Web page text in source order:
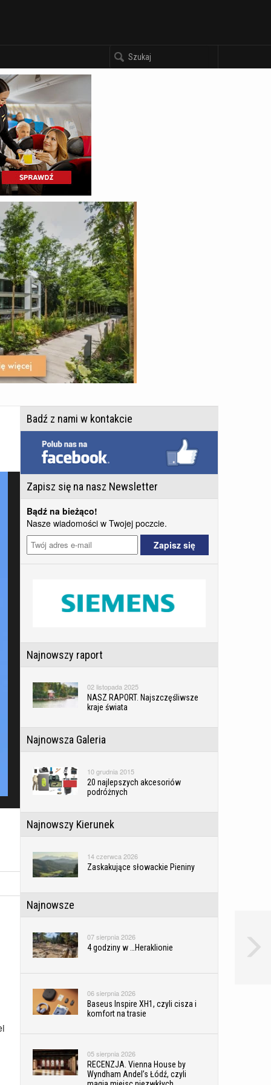
Badź z nami w kontakcie
Zapisz się na nasz Newsletter
Bądź na bieżąco!
Nasze wiadomości w Twojej poczcie.
Najnowszy raport
02 listopada 2025
NASZ RAPORT. Najszczęśliwsze
kraje świata
Najnowsza Galeria
10 grudnia 2015
20 najlepszych akcesoriów
podróżnych
Najnowszy Kierunek
14 czerwca 2026
Zaskakujące słowackie Pieniny
Najnowsze
07 sierpnia 2026
4 godziny w …Heraklionie
06 sierpnia 2026
Baseus Inspire XH1, czyli cisza i
komfort na trasie
05 sierpnia 2026
RECENZJA. Vienna House by
Wyndham Andel’s Łódź, czyli